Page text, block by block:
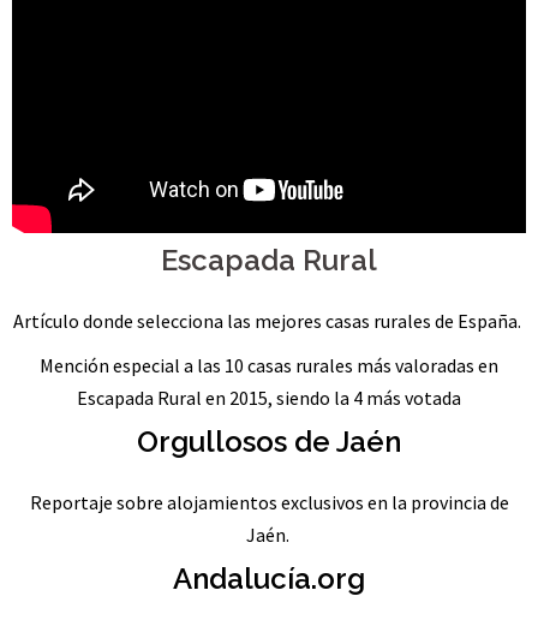
Escapada Rural
Artículo donde selecciona las mejores casas rurales de España.
Mención especial a las 10 casas rurales más valoradas en
Escapada Rural en 2015, siendo la 4 más votada
Orgullosos de Jaén
Reportaje sobre alojamientos exclusivos en la provincia de
Jaén.
Andalucía.org